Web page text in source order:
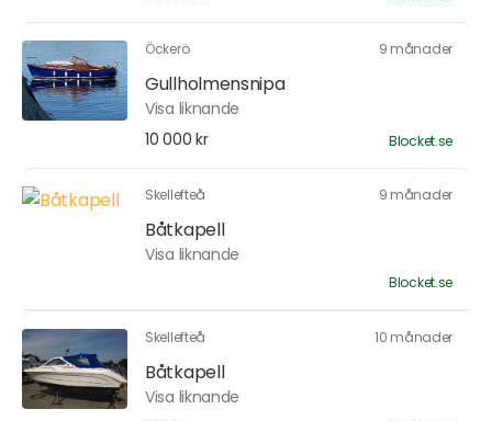
Öckerö 9 månader
Gullholmensnipa
Visa liknande
10 000 kr
Blocket.se
Skellefteå 9 månader
Båtkapell
Visa liknande
Blocket.se
Skellefteå 10 månader
Båtkapell
Visa liknande